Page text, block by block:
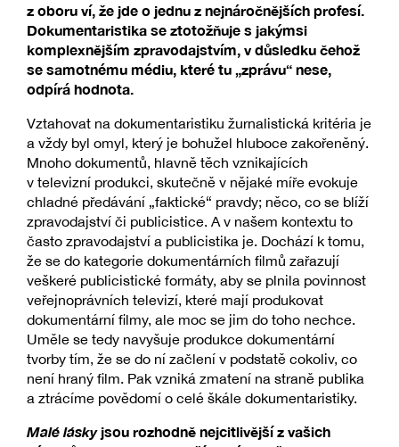
z oboru ví, že jde o jednu z nejnáročnějších profesí.
Dokumentaristika se ztotožňuje s jakýmsi
komplexnějším zpravodajstvím, v důsledku čehož
se samotnému médiu, které tu „zprávu“ nese,
odpírá hodnota.
Vztahovat na dokumentaristiku žurnalistická kritéria je
a vždy byl omyl, který je bohužel hluboce zakořeněný.
Mnoho dokumentů, hlavně těch vznikajících
v televizní produkci, skutečně v nějaké míře evokuje
chladné předávání „faktické“ pravdy; něco, co se blíží
zpravodajství či publicistice. A v našem kontextu to
často zpravodajství a publicistika je. Dochází k tomu,
že se do kategorie dokumentárních filmů zařazují
veškeré publicistické formáty, aby se plnila povinnost
veřejnoprávních televizí, které mají produkovat
dokumentární filmy, ale moc se jim do toho nechce.
Uměle se tedy navyšuje produkce dokumentární
tvorby tím, že se do ní začlení v podstatě cokoliv, co
není hraný film. Pak vzniká zmatení na straně publika
a ztrácíme povědomí o celé škále dokumentaristiky.
Malé láskyjsou rozhodně nejcitlivější z vašich